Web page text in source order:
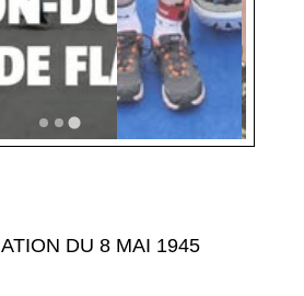
DU 8 MAI 1945